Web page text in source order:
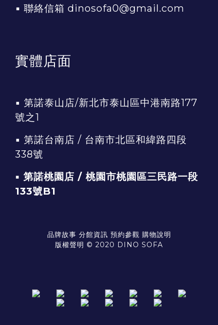
▪ 聯絡信箱 dinosofa0@gmail.com
實體店面
▪ 第諾泰山店/新北市泰山區中港南路177
號之1
▪ 第諾台南店 / 台南市北區和緯路四段
338號
▪ 第諾桃園店 / 桃園市桃園區三民路一段
133號B1
品牌故事 分館資訊 預約參觀 購物說明
版權聲明 © 2020 DINO SOFA